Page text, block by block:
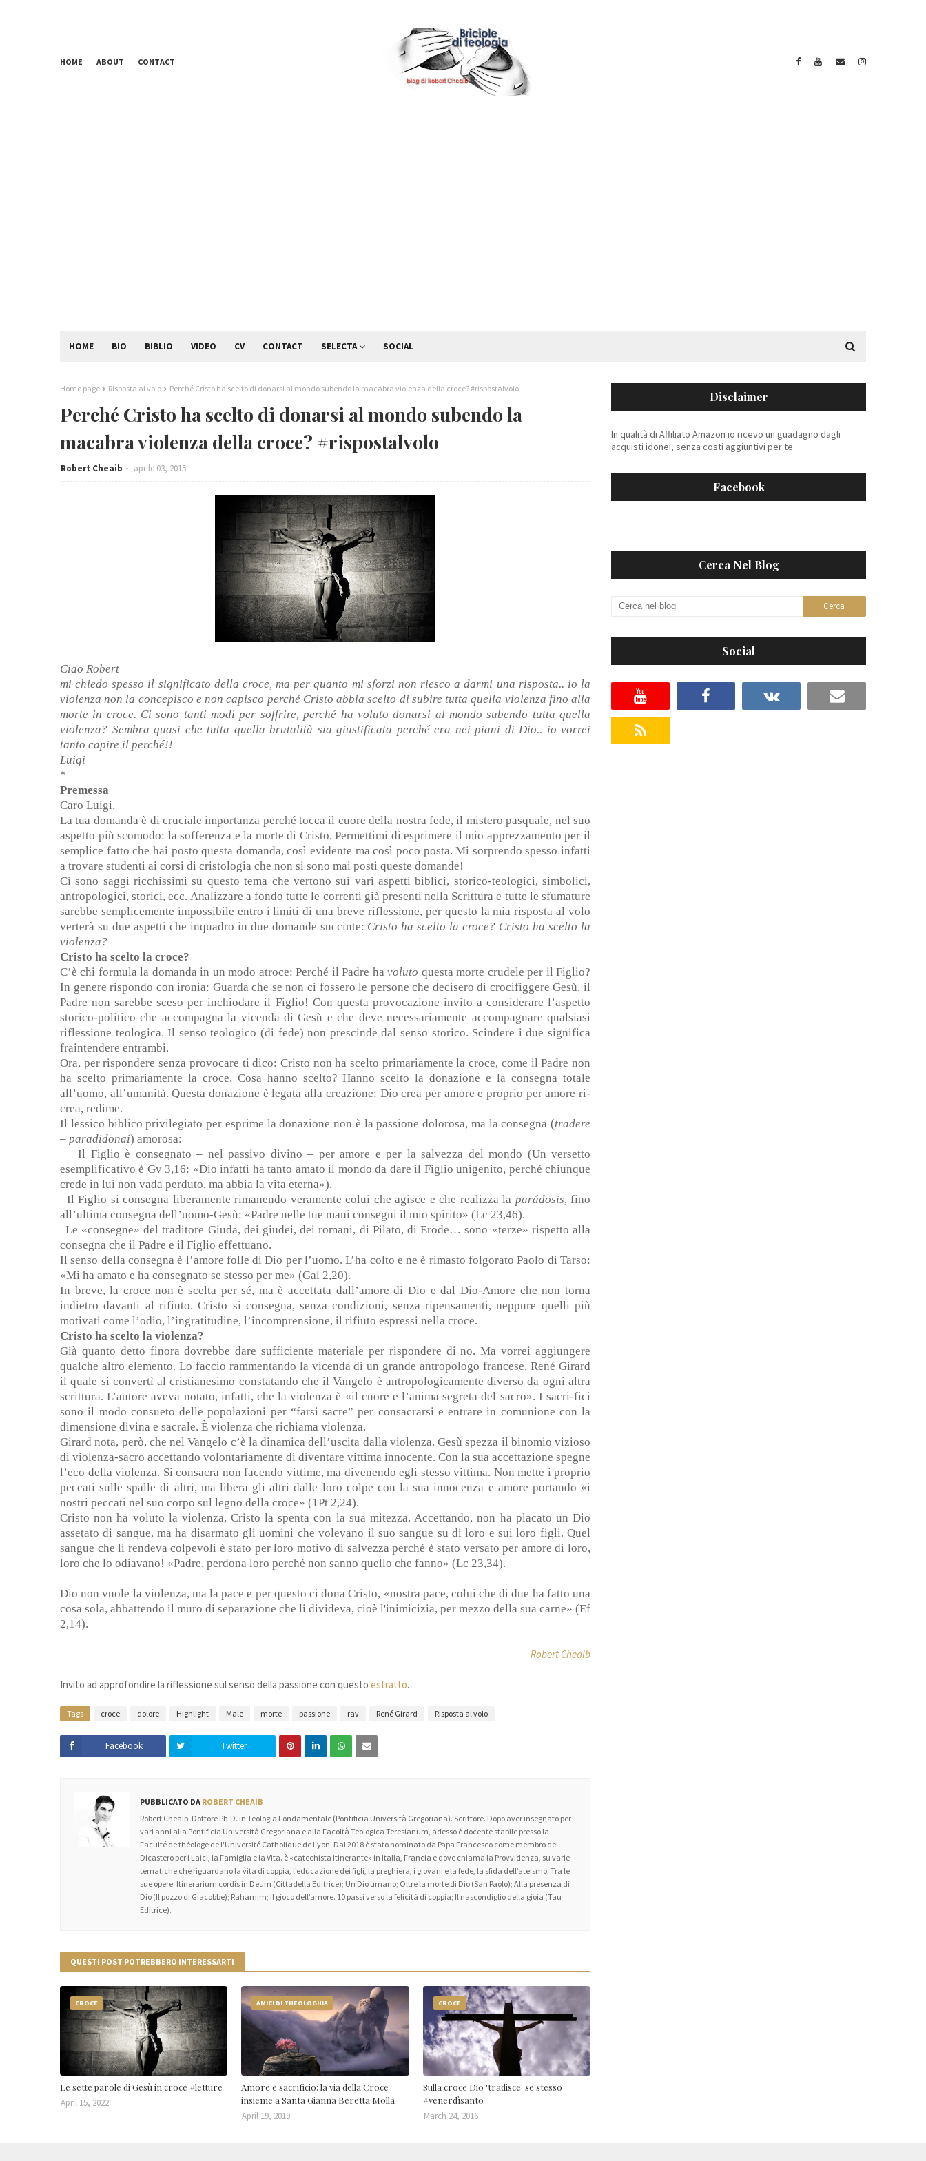
HOME ABOUT CONTACT
HOME BIO BIBLIO VIDEO CV CONTACT SELECTA SOCIAL
Home page Risposta al volo Perché Cristo ha scelto di donarsi al mondo subendo la macabra violenza della croce? #rispostalvolo
Perché Cristo ha scelto di donarsi al mondo subendo la
macabra violenza della croce? #rispostalvolo
Robert Cheaib aprile 03, 2015
Ciao Robert
mi chiedo spesso il significato della croce, ma per quanto mi sforzi non riesco a darmi una risposta.. io la
violenza non la concepisco e non capisco perché Cristo abbia scelto di subire tutta quella violenza fino alla
morte in croce. Ci sono tanti modi per soffrire, perché ha voluto donarsi al mondo subendo tutta quella
violenza? Sembra quasi che tutta quella brutalità sia giustificata perché era nei piani di Dio.. io vorrei
tanto capire il perché!!
Luigi
*
Premessa
Caro Luigi,
La tua domanda è di cruciale importanza perché tocca il cuore della nostra fede, il mistero pasquale, nel suo
aspetto più scomodo: la sofferenza e la morte di Cristo. Permettimi di esprimere il mio apprezzamento per il
semplice fatto che hai posto questa domanda, così evidente ma così poco posta. Mi sorprendo spesso infatti
a trovare studenti ai corsi di cristologia che non si sono mai posti queste domande!
Ci sono saggi ricchissimi su questo tema che vertono sui vari aspetti biblici, storico-teologici, simbolici,
antropologici, storici, ecc. Analizzare a fondo tutte le correnti già presenti nella Scrittura e tutte le sfumature
sarebbe semplicemente impossibile entro i limiti di una breve riflessione, per questo la mia risposta al volo
verterà su due aspetti che inquadro in due domande succinte: Cristo ha scelto la croce? Cristo ha scelto la
violenza?
Cristo ha scelto la croce?
C’è chi formula la domanda in un modo atroce: Perché il Padre havoluto questa morte crudele per il Figlio?
In genere rispondo con ironia: Guarda che se non ci fossero le persone che decisero di crocifiggere Gesù, il
Padre non sarebbe sceso per inchiodare il Figlio! Con questa provocazione invito a considerare l’aspetto
storico-politico che accompagna la vicenda di Gesù e che deve necessariamente accompagnare qualsiasi
riflessione teologica. Il senso teologico (di fede) non prescinde dal senso storico. Scindere i due significa
fraintendere entrambi.
Ora, per rispondere senza provocare ti dico: Cristo non ha scelto primariamente la croce, come il Padre non
ha scelto primariamente la croce. Cosa hanno scelto? Hanno scelto la donazione e la consegna totale
all’uomo, all’umanità. Questa donazione è legata alla creazione: Dio crea per amore e proprio per amore ri-
crea, redime.
Il lessico biblico privilegiato per esprime la donazione non è la passione dolorosa, ma la consegna (tradere
– paradidonai) amorosa:
Il Figlio è consegnato – nel passivo divino – per amore e per la salvezza del mondo (Un versetto
esemplificativo è Gv 3,16: «Dio infatti ha tanto amato il mondo da dare il Figlio unigenito, perché chiunque
crede in lui non vada perduto, ma abbia la vita eterna»).
Il Figlio si consegna liberamente rimanendo veramente colui che agisce e che realizza la parádosis, fino
all’ultima consegna dell’uomo-Gesù: «Padre nelle tue mani consegni il mio spirito» (Lc 23,46).
Le «consegne» del traditore Giuda, dei giudei, dei romani, di Pilato, di Erode… sono «terze» rispetto alla
consegna che il Padre e il Figlio effettuano.
Il senso della consegna è l’amore folle di Dio per l’uomo. L’ha colto e ne è rimasto folgorato Paolo di Tarso:
«Mi ha amato e ha consegnato se stesso per me» (Gal 2,20).
In breve, la croce non è scelta per sé, ma è accettata dall’amore di Dio e dal Dio-Amore che non torna
indietro davanti al rifiuto. Cristo si consegna, senza condizioni, senza ripensamenti, neppure quelli più
motivati come l’odio, l’ingratitudine, l’incomprensione, il rifiuto espressi nella croce.
Cristo ha scelto la violenza?
Già quanto detto finora dovrebbe dare sufficiente materiale per rispondere di no. Ma vorrei aggiungere
qualche altro elemento. Lo faccio rammentando la vicenda di un grande antropologo francese, René Girard
il quale si convertì al cristianesimo constatando che il Vangelo è antropologicamente diverso da ogni altra
scrittura. L’autore aveva notato, infatti, che la violenza è «il cuore e l’anima segreta del sacro». I sacri-fici
sono il modo consueto delle popolazioni per “farsi sacre” per consacrarsi e entrare in comunione con la
dimensione divina e sacrale. È violenza che richiama violenza.
Girard nota, però, che nel Vangelo c’è la dinamica dell’uscita dalla violenza. Gesù spezza il binomio vizioso
di violenza-sacro accettando volontariamente di diventare vittima innocente. Con la sua accettazione spegne
l’eco della violenza. Si consacra non facendo vittime, ma divenendo egli stesso vittima. Non mette i proprio
peccati sulle spalle di altri, ma libera gli altri dalle loro colpe con la sua innocenza e amore portando «i
nostri peccati nel suo corpo sul legno della croce» (1Pt 2,24).
Cristo non ha voluto la violenza, Cristo la spenta con la sua mitezza. Accettando, non ha placato un Dio
assetato di sangue, ma ha disarmato gli uomini che volevano il suo sangue su di loro e sui loro figli. Quel
sangue che li rendeva colpevoli è stato per loro motivo di salvezza perché è stato versato per amore di loro,
loro che lo odiavano! «Padre, perdona loro perché non sanno quello che fanno» (Lc 23,34).
Dio non vuole la violenza, ma la pace e per questo ci dona Cristo, «nostra pace, colui che di due ha fatto una
cosa sola, abbattendo il muro di separazione che li divideva, cioè l'inimicizia, per mezzo della sua carne» (Ef
2,14).
Robert Cheaib
Invito ad approfondire la riflessione sul senso della passione con questo estratto.
Tags croce dolore Highlight Male morte passione rav René Girard Risposta al volo
Facebook Twitter
PUBBLICATO DA ROBERT CHEAIB
Robert Cheaib. Dottore Ph.D. in Teologia Fondamentale (Pontificia Università Gregoriana). Scrittore. Dopo aver insegnato per
vari anni alla Pontificia Università Gregoriana e alla Facoltà Teologica Teresianum, adesso è docente stabile presso la
Faculté de théologe de l'Université Catholique de Lyon. Dal 2018 è stato nominato da Papa Francesco come membro del
Dicastero per i Laici, la Famiglia e la Vita. è «catechista itinerante» in Italia, Francia e dove chiama la Provvidenza, su varie
tematiche che riguardano la vita di coppia, l’educazione dei figli, la preghiera, i giovani e la fede, la sfida dell’ateismo. Tra le
sue opere: Itinerarium cordis in Deum (Cittadella Editrice); Un Dio umano; Oltre la morte di Dio (San Paolo); Alla presenza di
Dio (Il pozzo di Giacobbe); Rahamim; Il gioco dell’amore. 10 passi verso la felicità di coppia; Il nascondiglio della gioia (Tau
Editrice).
QUESTI POST POTREBBERO INTERESSARTI
CROCE
Le sette parole di Gesù in croce #letture
April 15, 2022
AMICI DI THEOLOGHIA
Amore e sacrificio: la via della Croce
insieme a Santa Gianna Beretta Molla
April 19, 2019
CROCE
Sulla croce Dio 'tradisce' se stesso
#venerdìsanto
March 24, 2016
Disclaimer
In qualità di Affiliato Amazon io ricevo un guadagno dagli
acquisti idonei, senza costi aggiuntivi per te
Facebook
Cerca Nel Blog
Social